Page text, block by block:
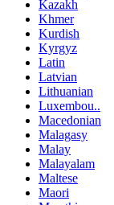
Kazakh
Khmer
Kurdish
Kyrgyz
Latin
Latvian
Lithuanian
Luxembou..
Macedonian
Malagasy
Malay
Malayalam
Maltese
Maori